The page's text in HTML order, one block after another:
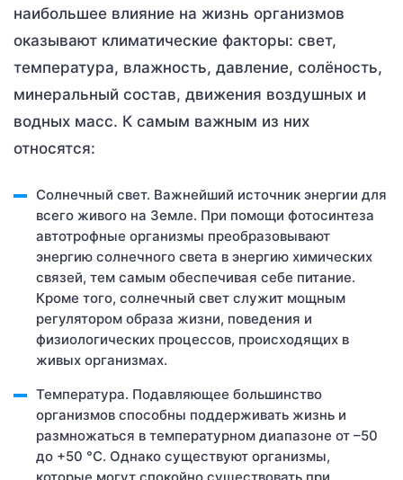
наибольшее влияние на жизнь организмов
оказывают климатические факторы: свет,
температура, влажность, давление, солёность,
минеральный состав, движения воздушных и
водных масс. К самым важным из них
относятся:
Солнечный свет. Важнейший источник энергии для
всего живого на Земле. При помощи фотосинтеза
автотрофные организмы преобразовывают
энергию солнечного света в энергию химических
связей, тем самым обеспечивая себе питание.
Кроме того, солнечный свет служит мощным
регулятором образа жизни, поведения и
физиологических процессов, происходящих в
живых организмах.
Температура. Подавляющее большинство
организмов способны поддерживать жизнь и
размножаться в температурном диапазоне от –50
до +50 °С. Однако существуют организмы,